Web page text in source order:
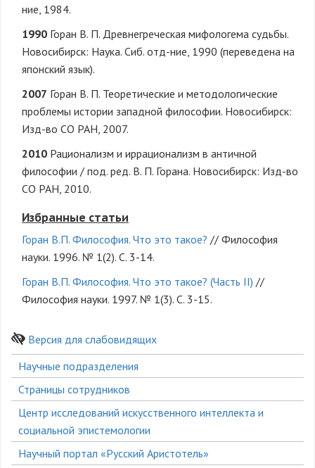
ние, 1984.
1990 Горан В. П. Древнегреческая мифологема судьбы.
Новосибирск: Наука. Сиб. отд-ние, 1990 (переведена на
японский язык).
2007 Горан В. П. Теоретические и методологические
проблемы истории западной философии. Новосибирск:
Изд-во СО РАН, 2007.
2010 Рационализм и иррационализм в античной
философии / под. ред. В. П. Горана. Новосибирск: Изд-во
СО РАН, 2010.
Избранные статьи
Горан В.П. Философия. Что это такое? // Философия
науки. 1996. № 1(2). С. 3-14.
Горан В.П. Философия. Что это такое? (Часть II) //
Философия науки. 1997. № 1(3). С. 3-15.
Версия для слабовидящих
Боковое
меню
Научные подразделения
Страницы сотрудников
Центр исследований искусственного интеллекта и
социальной эпистемологии
Научный портал «Русский Аристотель»